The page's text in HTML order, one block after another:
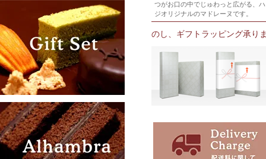
つがお口の中でじゅわっと広がる、
ジオリジナルのマドレーヌです。
のし、ギフトラッピング承り